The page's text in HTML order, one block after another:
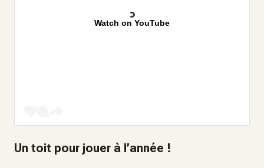
Watch on YouTube
Un toit pour jouer à l’année !